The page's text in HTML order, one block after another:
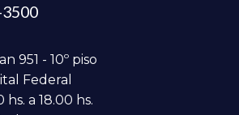
951 - 10º piso
Federal
hs. a 18.00 hs.